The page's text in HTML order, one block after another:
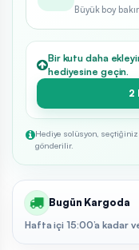
Büyük boy
Bir kutu daha
hediyesine geçin.
2
Hediye solüsyon,
gönderilir.
Bugün Kargoda
Hafta içi 15:00’a kadar